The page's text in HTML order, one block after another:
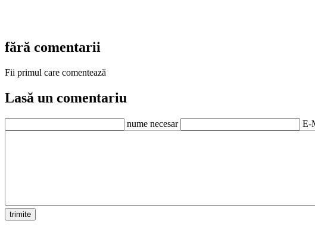
fără comentarii
Fii primul care comentează
Lasă un comentariu
nume necesar E-